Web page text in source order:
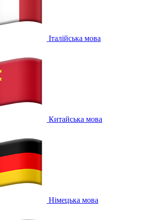
Італійська мова
Китайська мова
Німецька мова